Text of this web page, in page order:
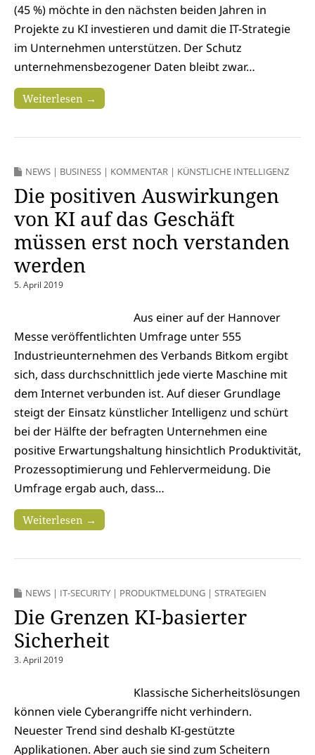
(45 %) möchte in den nächsten beiden Jahren in
Projekte zu KI investieren und damit die IT-Strategie
im Unternehmen unterstützen. Der Schutz
unternehmensbezogener Daten bleibt zwar…
Weiterlesen →
NEWS | BUSINESS | KOMMENTAR | KÜNSTLICHE INTELLIGENZ
Die positiven Auswirkungen
von KI auf das Geschäft
müssen erst noch verstanden
werden
5. April 2019
Aus einer auf der Hannover
Messe veröffentlichten Umfrage unter 555
Industrieunternehmen des Verbands Bitkom ergibt
sich, dass durchschnittlich jede vierte Maschine mit
dem Internet verbunden ist. Auf dieser Grundlage
steigt der Einsatz künstlicher Intelligenz und schürt
bei der Hälfte der befragten Unternehmen eine
positive Erwartungshaltung hinsichtlich Produktivität,
Prozessoptimierung und Fehlervermeidung. Die
Umfrage ergab auch, dass…
Weiterlesen →
NEWS | IT-SECURITY | PRODUKTMELDUNG | STRATEGIEN
Die Grenzen KI-basierter
Sicherheit
3. April 2019
Klassische Sicherheitslösungen
können viele Cyberangriffe nicht verhindern.
Neuester Trend sind deshalb KI-gestützte
Applikationen. Aber auch sie sind zum Scheitern